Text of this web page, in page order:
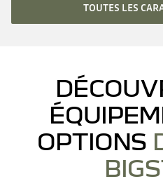
TOUTES LES
OPTIONS